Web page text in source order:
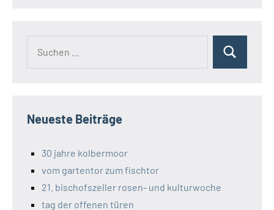
Suchen
Neueste Beiträge
30 jahre kolbermoor
vom gartentor zum fischtor
21. bischofszeller rosen- und kulturwoche
tag der offenen türen